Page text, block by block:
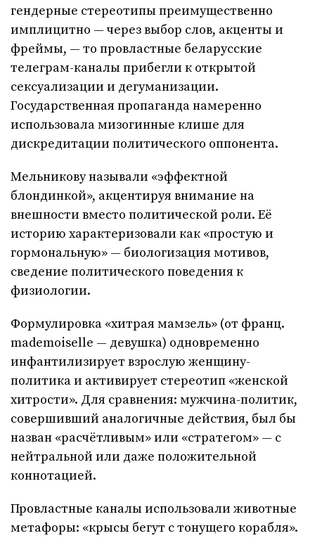
гендерные стереотипы преимущественно
имплицитно — через выбор слов, акценты и
фреймы, — то провластные беларусские
телеграм-каналы прибегли к открытой
сексуализации и дегуманизации.
Государственная пропаганда намеренно
использовала мизогинные клише для
дискредитации политического оппонента.
Мельникову называли «эффектной
блондинкой», акцентируя внимание на
внешности вместо политической роли. Её
историю характеризовали как «простую и
гормональную» — биологизация мотивов,
сведение политического поведения к
физиологии.
Формулировка «хитрая мамзель» (от франц.
mademoiselle — девушка) одновременно
инфантилизирует взрослую женщину-
политика и активирует стереотип «женской
хитрости». Для сравнения: мужчина-политик,
совершивший аналогичные действия, был бы
назван «расчётливым» или «стратегом» — с
нейтральной или даже положительной
коннотацией.
Провластные каналы использовали животные
метафоры: «крысы бегут с тонущего корабля».